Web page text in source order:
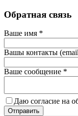
Обратная связь
Ваше имя *
Вашы контакты
Ваше сообщение *
Даю согласие на
Отправить